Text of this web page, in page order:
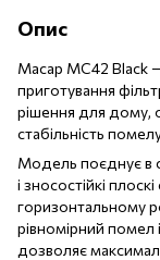
Опис
Macap MC42 Black
приготування
рішення для дому,
стабільність
Модель поєднує в
і зносостійкі
горизонтальному
рівномірний помел
дозволяє